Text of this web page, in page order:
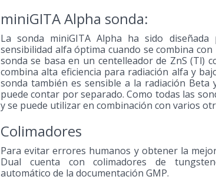
miniGITA Alpha sonda:
La sonda miniGITA Alpha ha sido
sensibilidad alfa óptima cuando se combina con
sonda se basa en un centelleador de ZnS (Tl)
combina alta eficiencia para radiación alfa y
sonda también es sensible a la radiación Beta
puede contar por separado. Como todas las
y se puede utilizar en combinación con varios
Colimadores
Para evitar errores humanos y obtener la
Dual cuenta con colimadores de
automático de la documentación GMP.